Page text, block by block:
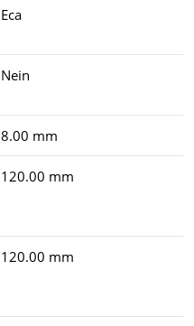
Eca
Nein
8.00 mm
120.00 mm
120.00 mm